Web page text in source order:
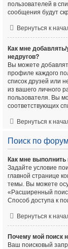
пользователей в
сообщения будут
Вернуться к
Как мне
недругов?
Вы можете
профиле каждого
список друзей или
из вашего личного
пользователя. Вы
соответствующих
Вернуться к
Поиск по
Как мне
Задайте условие
главной странице
темы. Вы можете
«Расширенный
Способ доступа к
Вернуться к
Почему мой поиск
Ваш поисковый